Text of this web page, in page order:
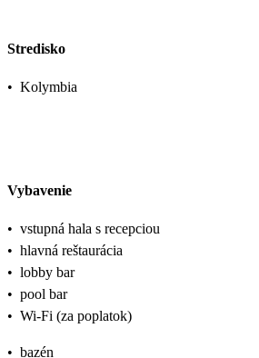
Stredisko
• Kolymbia
Vybavenie
• vstupná hala s recepciou
• hlavná reštaurácia
• lobby bar
• pool bar
• Wi-Fi (za poplatok)
• bazén